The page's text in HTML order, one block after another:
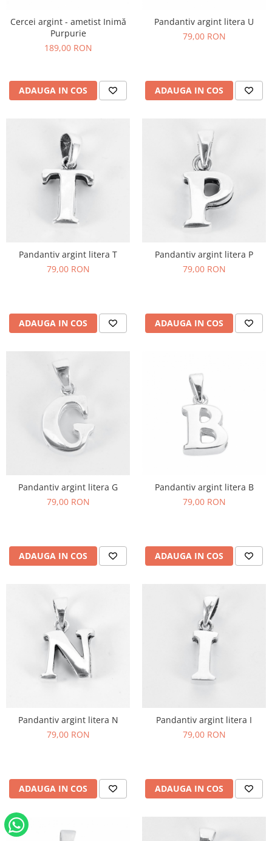
Cercei argint - ametist Inimă
Purpurie
189,00 RON
ADAUGA IN COS
Pandantiv argint litera U
79,00 RON
ADAUGA IN COS
Pandantiv argint litera T
79,00 RON
ADAUGA IN COS
Pandantiv argint litera P
79,00 RON
ADAUGA IN COS
Pandantiv argint litera G
79,00 RON
ADAUGA IN COS
Pandantiv argint litera B
79,00 RON
ADAUGA IN COS
Pandantiv argint litera N
79,00 RON
ADAUGA IN COS
Pandantiv argint litera I
79,00 RON
ADAUGA IN COS